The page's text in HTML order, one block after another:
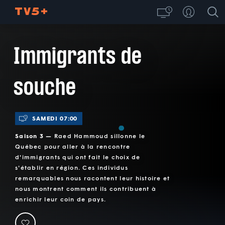
Immigrants de
souche
SAMEDI 07:00
Saison 3 — Raed Hammoud sillonne le
Québec pour aller à la rencontre
d'immigrants qui ont fait le choix de
s'établir en région. Ces individus
remarquables nous racontent leur histoire et
nous montrent comment ils contribuent à
enrichir leur coin de pays.